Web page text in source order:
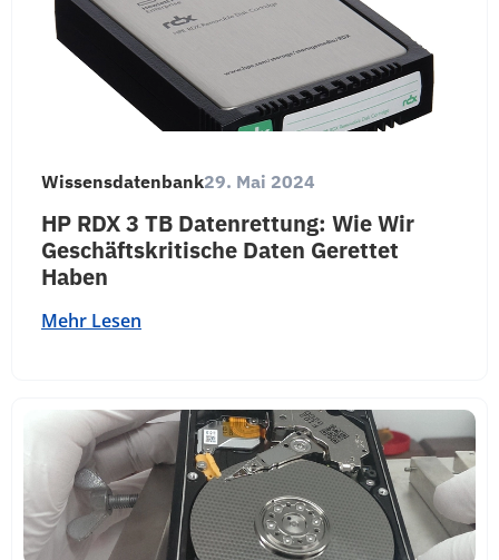
Wissensdatenbank29. Mai 2024
HP RDX 3 TB Datenrettung: Wie Wir
Geschäftskritische Daten Gerettet
Haben
Mehr Lesen